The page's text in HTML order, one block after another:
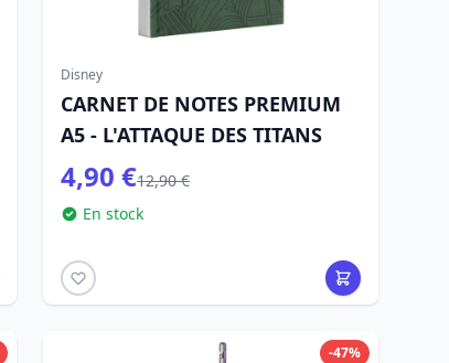
Disney
CARNET DE NOTES PREMIUM
A5 - L'ATTAQUE DES TITANS
4,90 €12,90 €
En stock
-47%